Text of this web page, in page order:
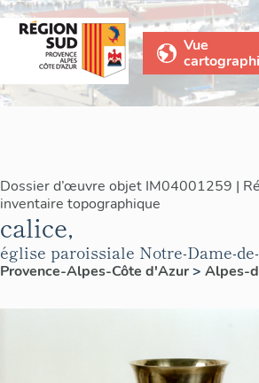
Vue
Dossier d’œuvre objet IM04001259 |
inventaire topographique
calice,
église paroissiale Notre-Dame-
Provence-Alpes-Côte d'Azur> Alpes-